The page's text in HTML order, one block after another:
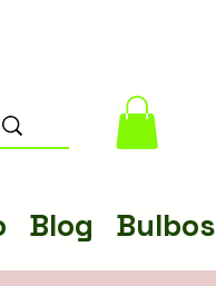
Blog Bulbos